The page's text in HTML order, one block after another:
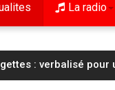
La radio
: verbalisé pour